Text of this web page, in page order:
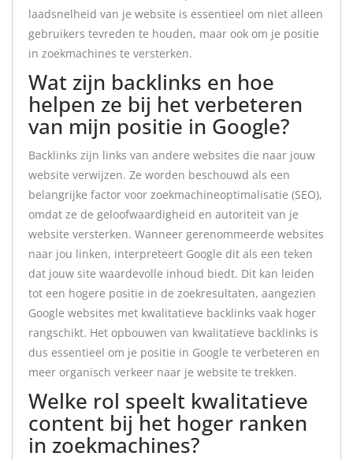
laadsnelheid van je website is essentieel om niet alleen
gebruikers tevreden te houden, maar ook om je positie
in zoekmachines te versterken.
Wat zijn backlinks en hoe
helpen ze bij het verbeteren
van mijn positie in Google?
Backlinks zijn links van andere websites die naar jouw
website verwijzen. Ze worden beschouwd als een
belangrijke factor voor zoekmachineoptimalisatie (SEO),
omdat ze de geloofwaardigheid en autoriteit van je
website versterken. Wanneer gerenommeerde websites
naar jou linken, interpreteert Google dit als een teken
dat jouw site waardevolle inhoud biedt. Dit kan leiden
tot een hogere positie in de zoekresultaten, aangezien
Google websites met kwalitatieve backlinks vaak hoger
rangschikt. Het opbouwen van kwalitatieve backlinks is
dus essentieel om je positie in Google te verbeteren en
meer organisch verkeer naar je website te trekken.
Welke rol speelt kwalitatieve
content bij het hoger ranken
in zoekmachines?